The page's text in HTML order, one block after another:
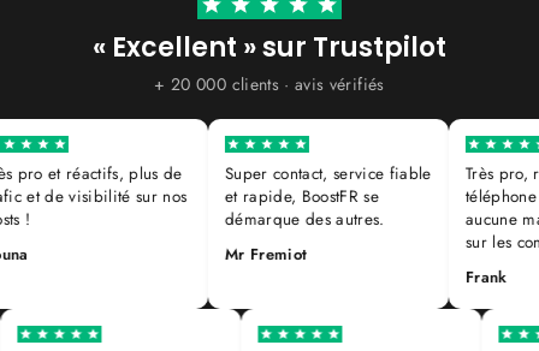
« Excellent » sur Trustpilot
+ 20 000 clients · avis vérifiés
pro et réactifs, plus de
et de visibilité sur nos
!
Super contact, service fiable
et rapide, BoostFR se
démarque des autres.
Mr Fremiot
Très pro,
téléphone
aucune
sur les
Frank